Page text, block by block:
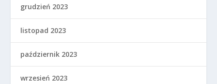
grudzień 2023
listopad 2023
październik 2023
wrzesień 2023